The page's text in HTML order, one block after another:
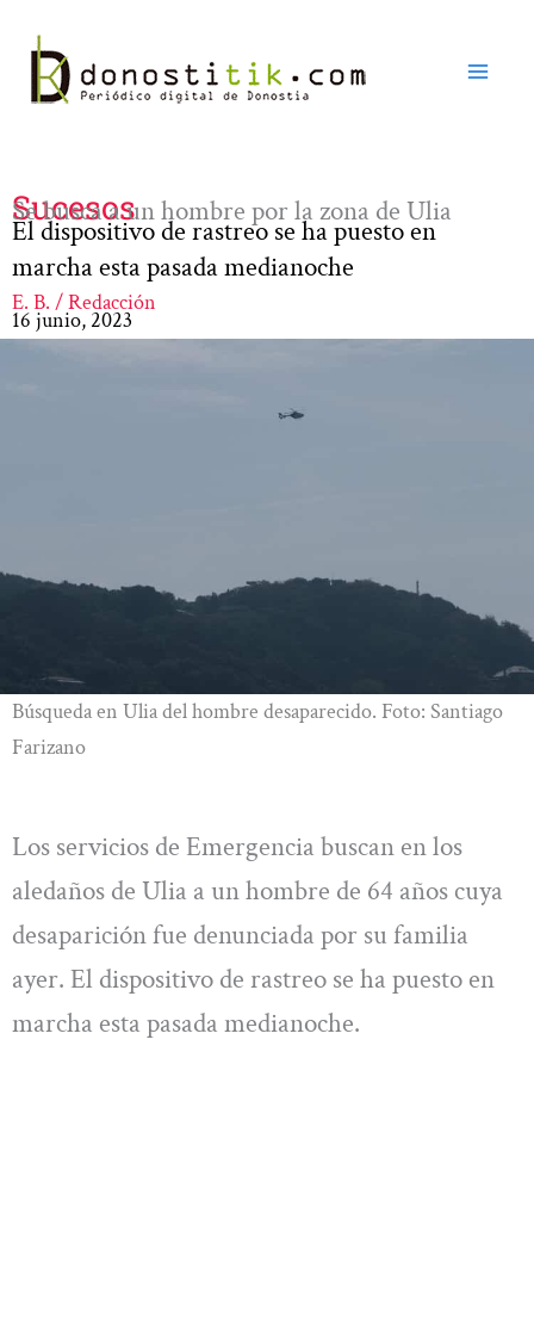
contenido
Sucesos
Se busca a un hombre por la zona de Ulia
El dispositivo de rastreo se ha puesto en
marcha esta pasada medianoche
E. B. / Redacción
16 junio, 2023
Búsqueda en Ulia del hombre desaparecido. Foto: Santiago
Farizano
Los servicios de Emergencia buscan en los
aledaños de Ulia a un hombre de 64 años cuya
desaparición fue denunciada por su familia
ayer. El dispositivo de rastreo se ha puesto en
marcha esta pasada medianoche.